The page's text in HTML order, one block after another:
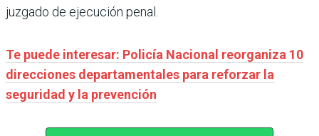
juzgado de ejecución penal.
Te puede interesar: Policía Nacional reorganiza 10
direcciones departamentales para reforzar la
seguridad y la prevención